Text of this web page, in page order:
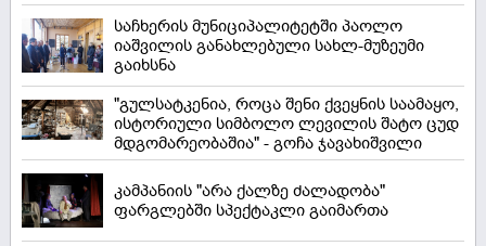
საჩხერის მუნიციპალიტეტში პაოლო
იაშვილის განახლებული სახლ-მუზეუმი
გაიხსნა
"გულსატკენია, როცა შენი ქვეყნის საამაყო,
ისტორიული სიმბოლო ლევილის შატო ცუდ
მდგომარეობაშია" - გოჩა ჯავახიშვილი
კამპანიის "არა ქალზე ძალადობა"
ფარგლებში სპექტაკლი გაიმართა